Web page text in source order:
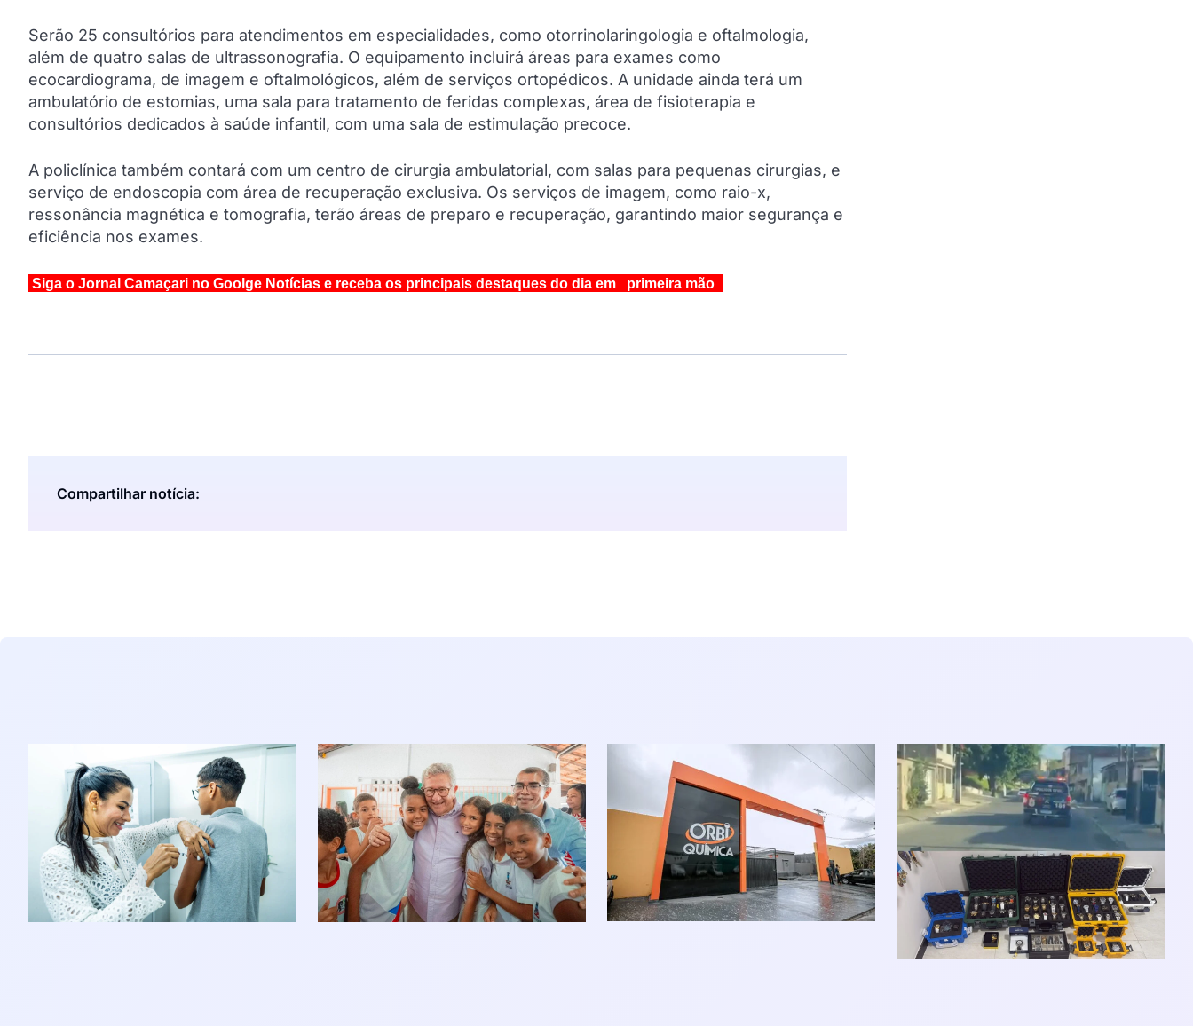
Serão 25 consultórios para atendimentos em especialidades, como otorrinolaringologia e oftalmologia,
além de quatro salas de ultrassonografia. O equipamento incluirá áreas para exames como
ecocardiograma, de imagem e oftalmológicos, além de serviços ortopédicos. A unidade ainda terá um
ambulatório de estomias, uma sala para tratamento de feridas complexas, área de fisioterapia e
consultórios dedicados à saúde infantil, com uma sala de estimulação precoce.
A policlínica também contará com um centro de cirurgia ambulatorial, com salas para pequenas cirurgias, e
serviço de endoscopia com área de recuperação exclusiva. Os serviços de imagem, como raio-x,
ressonância magnética e tomografia, terão áreas de preparo e recuperação, garantindo maior segurança e
eficiência nos exames.
Siga o Jornal Camaçari no Goolge Notícias e receba os principais destaques do dia em primeira mão
Compartilhar notícia: